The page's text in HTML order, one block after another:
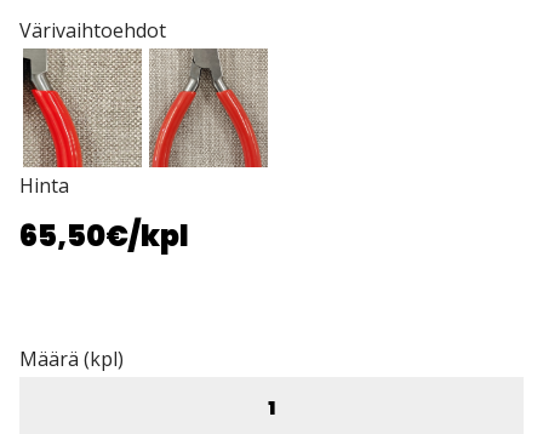
Värivaihtoehdot
Hinta
65,50€/kpl
Määrä (kpl)